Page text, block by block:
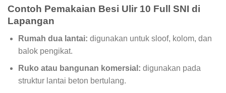
Contoh Pemakaian Besi Ulir 10 Full SNI di
Lapangan
Rumah dua lantai: digunakan untuk sloof, kolom, dan
balok pengikat.
Ruko atau bangunan komersial: digunakan pada
struktur lantai beton bertulang.